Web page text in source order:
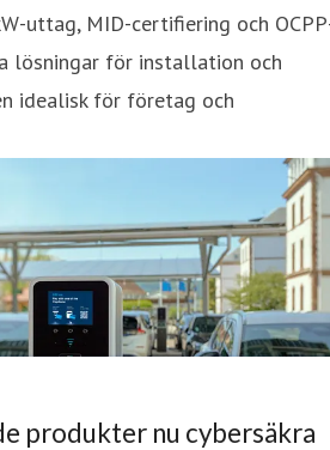
uttag, MID-certifiering och
lösningar för installation och
idealisk för företag och
produkter nu cybersäkra